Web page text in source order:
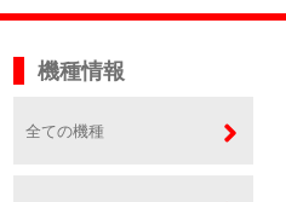
機種情報
全ての機種